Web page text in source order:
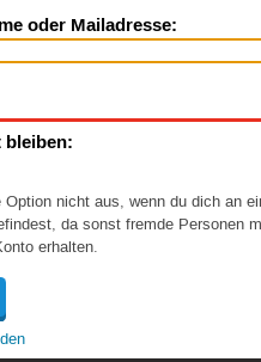
oder Mailadresse:
bleiben:
Option nicht aus, wenn du dich an
da sonst fremde Personen
erhalten.